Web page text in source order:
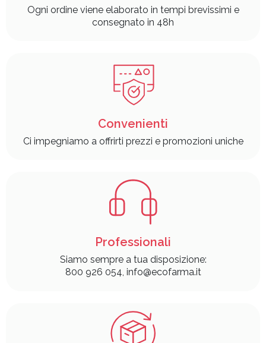
Ogni ordine viene elaborato in tempi brevissimi e
consegnato in 48h
Convenienti
Ci impegniamo a offrirti prezzi e promozioni uniche
Professionali
Siamo sempre a tua disposizione:
800 926 054, info@ecofarma.it